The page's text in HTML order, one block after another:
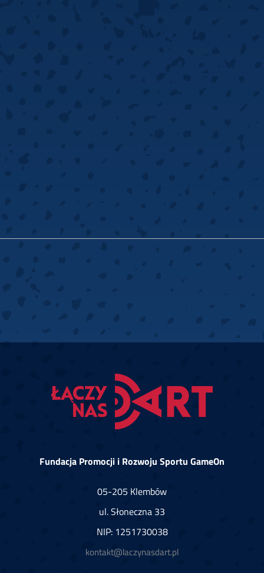
Fundacja Promocji i Rozwoju Sportu GameOn
05-205 Klembów
ul. Słoneczna 33
NIP: 1251730038
kontakt@laczynasdart.pl